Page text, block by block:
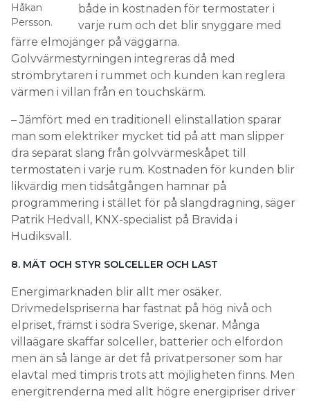
Håkan
Persson.
både in kostnaden för termostater i
varje rum och det blir snyggare med
färre elmojänger på väggarna.
Golvvärmestyrningen integreras då med
strömbrytaren i rummet och kunden kan reglera
värmen i villan från en touchskärm.
– Jämfört med en traditionell elinstallation sparar
man som elektriker mycket tid på att man slipper
dra separat slang från golvvärmeskåpet till
termostaten i varje rum. Kostnaden för kunden blir
likvärdig men tidsåtgången hamnar på
programmering i stället för på slangdragning, säger
Patrik Hedvall, KNX-specialist på Bravida i
Hudiksvall.
8. MÄT OCH STYR SOLCELLER OCH LAST
Energimarknaden blir allt mer osäker.
Drivmedelspriserna har fastnat på hög nivå och
elpriset, främst i södra Sverige, skenar. Många
villaägare skaffar solceller, batterier och elfordon
men än så länge är det få privatpersoner som har
elavtal med timpris trots att möjligheten finns. Men
energitrenderna med allt högre energipriser driver